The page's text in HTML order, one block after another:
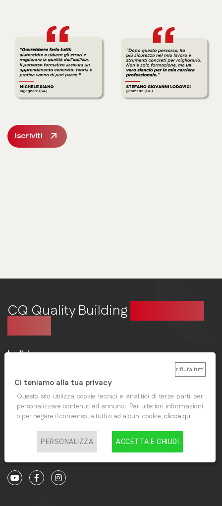
Iscriviti
CQ Quality Building
Indirizzo
Via Santa Teresa, 12
37135 Verona
C.F. 80007990239
Contatti
rifiuta tutti
Ci teniamo alla tua privacy
Questo sito utilizza cookie tecnici e analitici di terze parti per
personalizzare contenuti ed annunci. Per ulteriori informazioni
o per negare il consenso, a tutti o ad alcuni cookie,clicca qui
PERSONALIZZA ACCETTA E CHIUDI